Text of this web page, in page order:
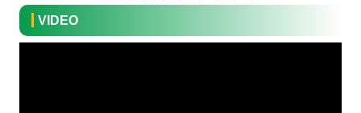
VIDEO